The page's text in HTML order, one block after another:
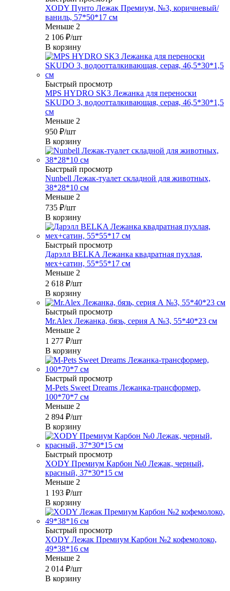
XODY Пунто Лежак Премиум, №3, коричневый/
ваниль, 57*50*17 см
Меньше 2
2 106 ₽/шт
В корзину
Быстрый просмотр
MPS HYDRO SK3 Лежанка для переноски
SKUDO 3, водоотталкивающая, серая, 46,5*30*1,5
см
Меньше 2
950 ₽/шт
В корзину
Быстрый просмотр
Nunbell Лежак-туалет складной для животных,
38*28*10 см
Меньше 2
735 ₽/шт
В корзину
Быстрый просмотр
Дарэлл BELKA Лежанка квадратная пухлая,
мех+сатин, 55*55*17 см
Меньше 2
2 618 ₽/шт
В корзину
Быстрый просмотр
Mr.Alex Лежанка, бязь, серия А №3, 55*40*23 см
Меньше 2
1 277 ₽/шт
В корзину
Быстрый просмотр
M-Pets Sweet Dreams Лежанка-трансформер,
100*70*7 см
Меньше 2
2 894 ₽/шт
В корзину
Быстрый просмотр
XODY Премиум Карбон №0 Лежак, черный,
красный, 37*30*15 см
Меньше 2
1 193 ₽/шт
В корзину
Быстрый просмотр
XODY Лежак Премиум Карбон №2 кофемолоко,
49*38*16 см
Меньше 2
2 014 ₽/шт
В корзину